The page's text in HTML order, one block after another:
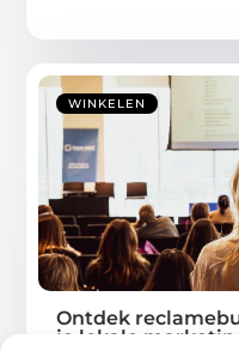
WINKELEN
Ontdek
je lokale